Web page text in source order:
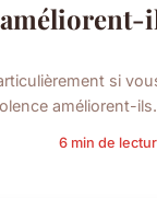
améliorent-
si
améliorent-
6 min de